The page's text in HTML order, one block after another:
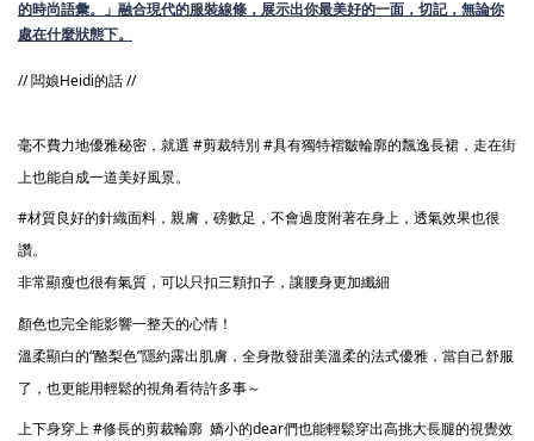
的時尚語彙。」 融合現代的服裝線條，展示出你最美好的一面，切記，無論你
處在什麼狀態下。
// 闆娘Heidi的話 //
毫不費力地優雅秘密，就選 #剪裁特別#具有獨特褶皺輪廓的飄逸長裙 ，走在街
上也能自成一道美好風景。
#材質良好的針織面料 ，親膚，磅數足，不會過度附著在身上，透氣效果也很
讚。
非常顯瘦也很有氣質，可以只扣三顆扣子，讓腰身更加纖細
顏色也完全能影響一整天的心情！
溫柔顯白的“酪梨色”隱約露出肌膚，全身散發甜美溫柔的法式優雅，當自己舒服
了，也更能用輕鬆的視角看待許多事～
上下身穿上 #修長的剪裁輪廓 嬌小的dear們也能輕鬆穿出高挑大長腿的視覺效